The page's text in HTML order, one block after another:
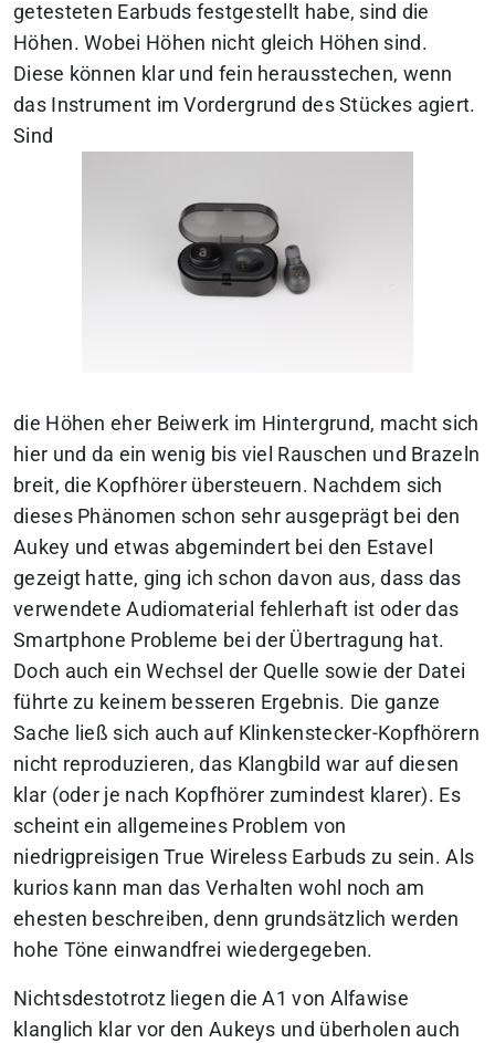
getesteten Earbuds festgestellt habe, sind die
Höhen. Wobei Höhen nicht gleich Höhen sind.
Diese können klar und fein herausstechen, wenn
das Instrument im Vordergrund des Stückes agiert.
Sind
die Höhen eher Beiwerk im Hintergrund, macht sich
hier und da ein wenig bis viel Rauschen und Brazeln
breit, die Kopfhörer übersteuern. Nachdem sich
dieses Phänomen schon sehr ausgeprägt bei den
Aukey und etwas abgemindert bei den Estavel
gezeigt hatte, ging ich schon davon aus, dass das
verwendete Audiomaterial fehlerhaft ist oder das
Smartphone Probleme bei der Übertragung hat.
Doch auch ein Wechsel der Quelle sowie der Datei
führte zu keinem besseren Ergebnis. Die ganze
Sache ließ sich auch auf Klinkenstecker-Kopfhörern
nicht reproduzieren, das Klangbild war auf diesen
klar (oder je nach Kopfhörer zumindest klarer). Es
scheint ein allgemeines Problem von
niedrigpreisigen True Wireless Earbuds zu sein. Als
kurios kann man das Verhalten wohl noch am
ehesten beschreiben, denn grundsätzlich werden
hohe Töne einwandfrei wiedergegeben.
Nichtsdestotrotz liegen die A1 von Alfawise
klanglich klar vor den Aukeys und überholen auch